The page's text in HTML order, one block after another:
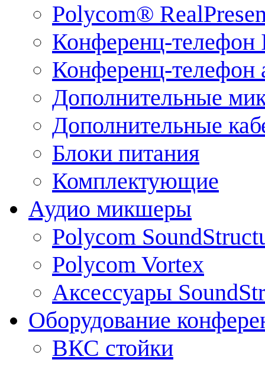
Polycom®
Конференц-телефон
Конференц-телефон
Дополнительные
Дополнительные
Блоки питания
Комплектующие
Аудио микшеры
Polycom
Polycom Vortex
Аксессуары
Оборудование
ВКС стойки